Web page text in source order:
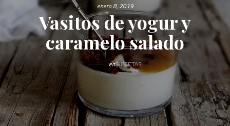
enero 8, 2019
Vasitos de yogur y
caramelo salado
enRECETAS